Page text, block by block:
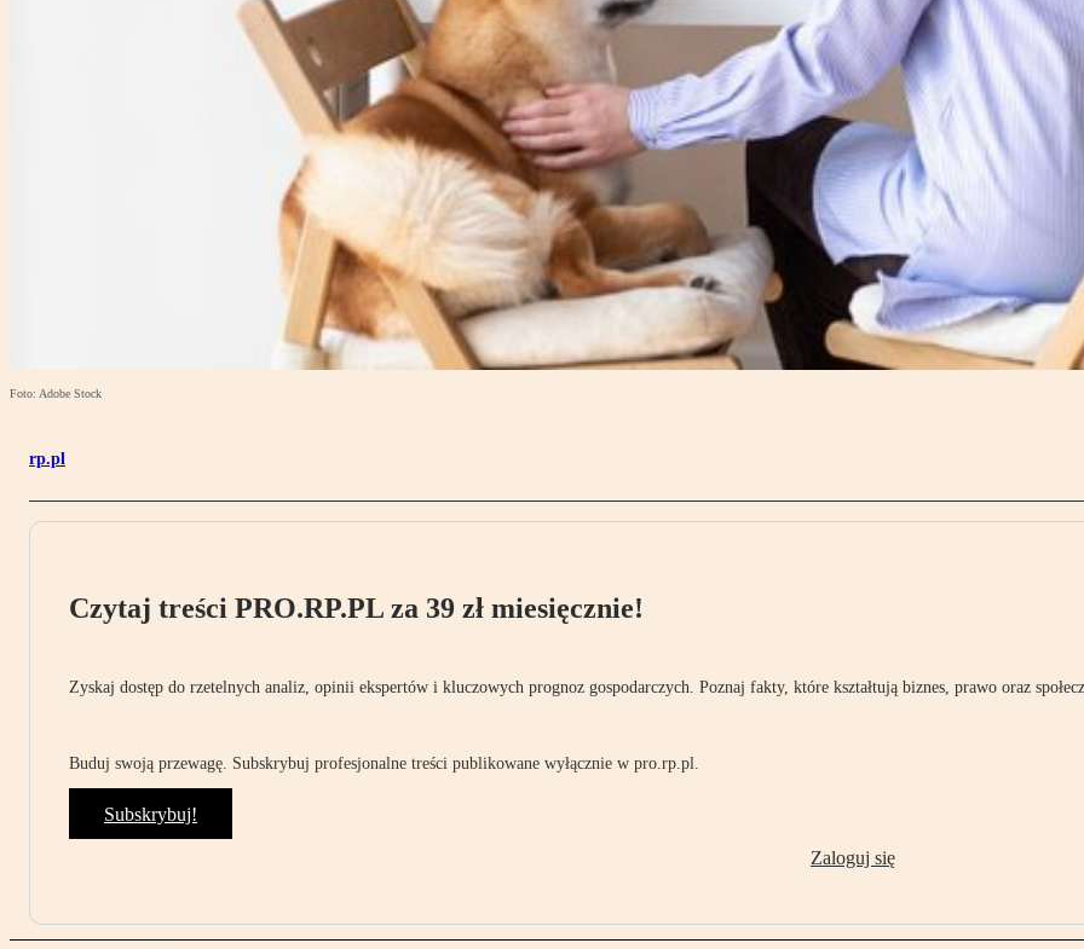
Foto: Adobe Stock
rp.pl
Czytaj treści PRO.RP.PL za 39 zł miesięcznie!
Zyskaj dostęp do rzetelnych analiz, opinii ekspertów i kluczowych prognoz gospodarczych. Poznaj fakty, które kształtują biznes, prawo oraz
Buduj swoją przewagę. Subskrybuj profesjonalne treści publikowane wyłącznie w pro.rp.pl.
Subskrybuj!
Zaloguj się